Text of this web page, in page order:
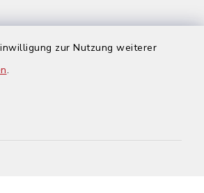
zur Nutzung weiterer
.